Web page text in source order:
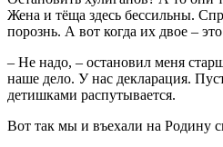
Жена и тёща здесь бессильны.
порознь. А вот когда их двое –
– Не надо, – остановил меня
наше дело. У нас декларация.
детишками распутывается.
Вот так мы и въехали на Родину